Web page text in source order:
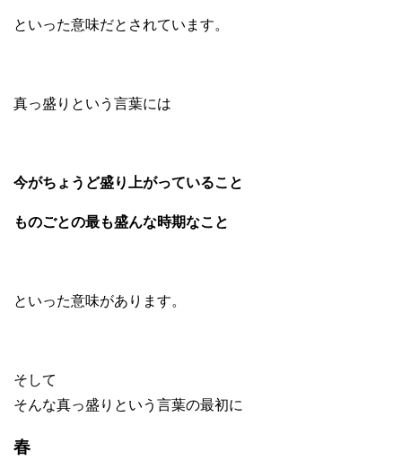
といった意味だとされています。
真っ盛りという言葉には
今がちょうど盛り上がっていること
ものごとの最も盛んな時期なこと
といった意味があります。
そして
そんな真っ盛りという言葉の最初に
春